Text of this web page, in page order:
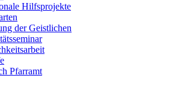
Hilfsprojekte
der Geistlichen
Pfarramt